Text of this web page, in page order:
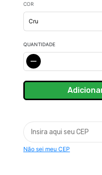
COR
QUANTIDADE
Não sei meu CEP